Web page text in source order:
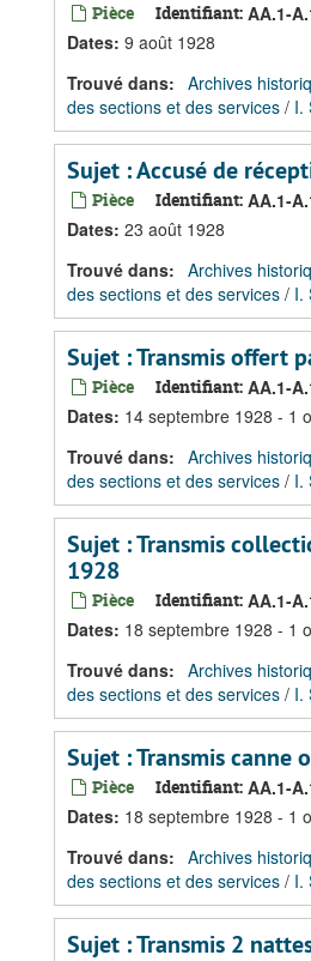
Pièce Identifiant: AA.1-
Dates: 9 août 1928
Trouvé dans: Archives
des sections et des services / I.
Sujet : Accusé de
Pièce Identifiant: AA.1-
Dates: 23 août 1928
Trouvé dans: Archives
des sections et des services / I.
Sujet : Transmis offert
Pièce Identifiant: AA.1-
Dates: 14 septembre 1928 - 1
Trouvé dans: Archives
des sections et des services / I.
Sujet : Transmis
1928
Pièce Identifiant: AA.1-
Dates: 18 septembre 1928 - 1
Trouvé dans: Archives
des sections et des services / I.
Sujet : Transmis canne
Pièce Identifiant: AA.1-
Dates: 18 septembre 1928 - 1
Trouvé dans: Archives
des sections et des services / I.
Sujet : Transmis 2